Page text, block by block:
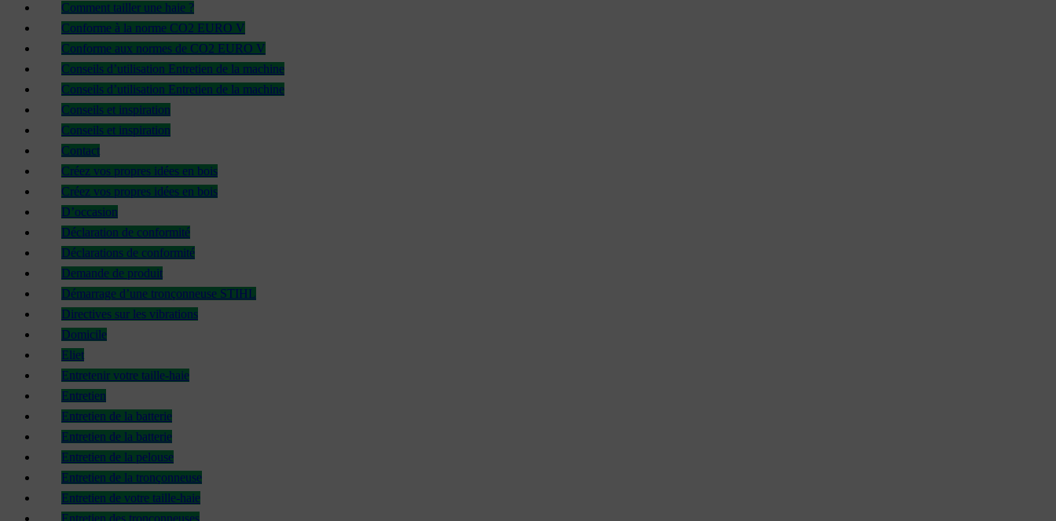
Comment tailler une haie ?
Conforme à la norme CO2 EURO V
Conforme aux normes de CO2 EURO V
Conseils d’utilisation Entretien de la machine
Conseils d’utilisation Entretien de la machine
Conseils et inspiration
Conseils et inspiration
Contact
Créez vos propres idées en bois
Créez vos propres idées en bois
D’occasion
Déclaration de conformité
Déclarations de conformité
Demande de produit
Démarrage d’une tronçonneuse STIHL
Directives sur les vibrations
Domicile
Eliet
Entretenir votre taille-haie
Entretien
Entretien de la batterie
Entretien de la batterie
Entretien de la pelouse
Entretien de la tronçonneuse
Entretien de votre taille-haie
Entretien des tronçonneuses